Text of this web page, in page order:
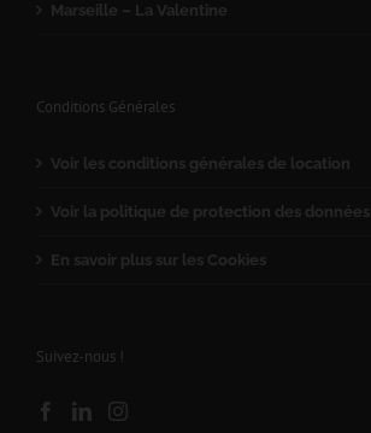
Marseille – La Valentine
Conditions Générales
Voir les conditions générales de location
Voir la politique de protection des données
En savoir plus sur les Cookies
Suivez-nous !